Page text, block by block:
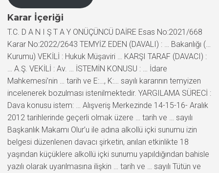
Karar İçeriği
T.C. D A N I Ş T A Y ONÜÇÜNCÜ DAİRE Esas No:2021/668
Karar No:2022/2643 TEMYİZ EDEN (DAVALI) : … Bakanlığı (…
Kurumu) VEKİLİ : Hukuk Müşaviri … KARŞI TARAF (DAVACI) :
… A.Ş. VEKİLİ : Av. … İSTEMİN KONUSU : … İdare
Mahkemesi’nin … tarih ve E:…, K:… sayılı kararının temyizen
incelenerek bozulması istenilmektedir. YARGILAMA SÜRECİ :
Dava konusu istem: … Alışveriş Merkezinde 14-15-16- Aralık
2012 tarihlerinde geçerli olmak üzere … tarih ve … sayılı
Başkanlık Makamı Olur’u ile adına alkollü içki sunumu izin
belgesi düzenlenen davacı şirketin, anılan etkinlikte 18
yaşından küçüklere alkollü içki sunumu yapıldığından bahisle
yazılı olarak uyarılmasına ilişkin … tarih ve … sayılı Tütün ve